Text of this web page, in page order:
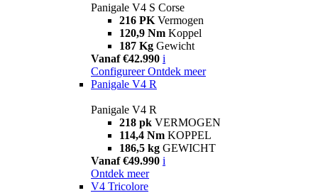
Panigale V4 S Corse
216 PK Vermogen
120,9 Nm Koppel
187 Kg Gewicht
Vanaf €42.990 i
Configureer Ontdek meer
Panigale V4 R
Panigale V4 R
218 pk VERMOGEN
114,4 Nm KOPPEL
186,5 kg GEWICHT
Vanaf €49.990 i
Ontdek meer
V4 Tricolore